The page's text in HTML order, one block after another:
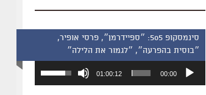
סינמסקופ 505: ״ספיידרמן״, פרסי אופיר,
״בוסית בהפרעה״, ״לגמור את הלילה״
אודיו
00:00
01:00:12
השתמש